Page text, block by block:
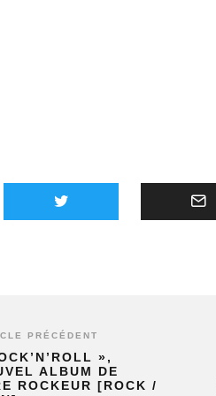
PRÉCÉDENT
»,
ALBUM DE
ROCKEUR [ROCK /